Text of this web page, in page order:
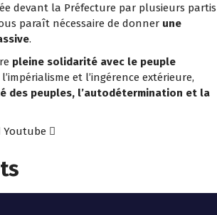
devant la Préfecture par plusieurs partis
paraît nécessaire de donner une
.
pleine solidarité avec le peuple
et l’ingérence extérieure,
des peuples, l’autodétermination et la
Youtube